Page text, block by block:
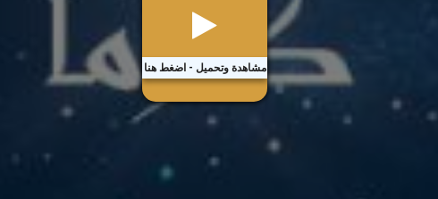
مشاهدة وتحميل - اضغط هنا